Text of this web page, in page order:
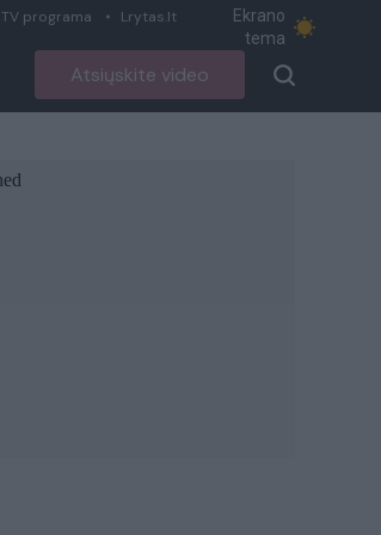
TV programa Lrytas.lt
Ekrano
tema
Atsiųskite video